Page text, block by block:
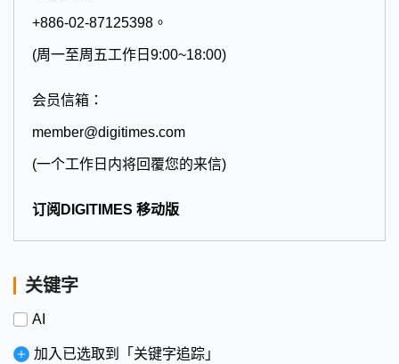
+886-02-87125398。
(周一至周五工作日9:00~18:00)
会员信箱：
member@digitimes.com
(一个工作日内将回覆您的来信)
订阅DIGITIMES 移动版
关键字
AI
加入已选取到「关键字追踪」